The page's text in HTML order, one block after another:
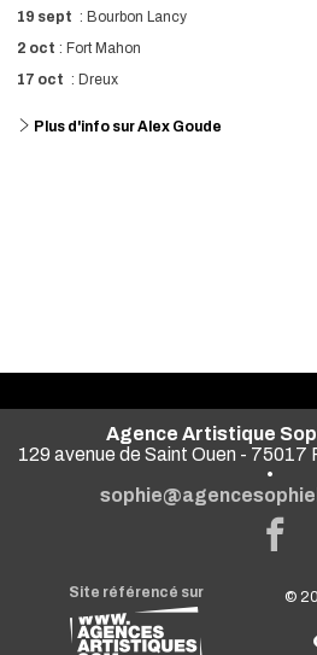
19 sept : Bourbon Lancy
2 oct : Fort Mahon
17 oct : Dreux
Plus d'info sur Alex Goude
Agence Artistique
129 avenue de Saint Ouen - 75017
•
Site référencé sur ©